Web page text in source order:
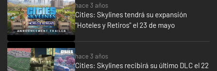
hace 3 años
Cities: Skylines tendrá su expansión
"Hoteles y Retiros" el 23 de mayo
hace 3 años
Cities: Skylines recibirá su último DLC el 22